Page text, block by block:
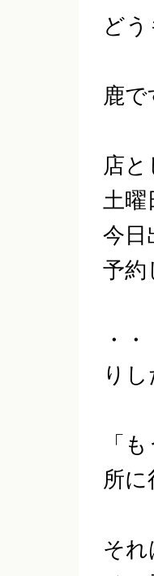
ど
鹿
店
土
今日
予約
・
り
「
所
そ